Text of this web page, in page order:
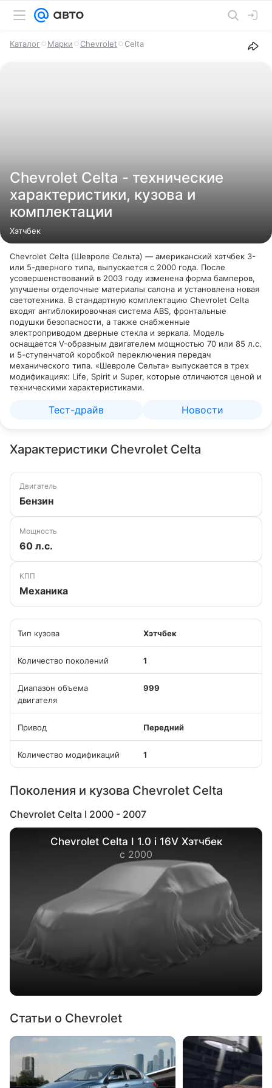
Каталог Марки Chevrolet Celta
Chevrolet Celta - технические
характеристики, кузова и
комплектации
Хэтчбек
Chevrolet Celta (Шевроле Сельта) — американский хэтчбек 3-
или 5-дверного типа, выпускается с 2000 года. После
усовершенствований в 2003 году изменена форма бамперов,
улучшены отделочные материалы салона и установлена новая
светотехника. В стандартную комплектацию Chevrolet Celta
входят антиблокировочная система ABS, фронтальные
подушки безопасности, а также снабженные
электроприводом дверные стекла и зеркала. Модель
оснащается V-образным двигателем мощностью 70 или 85 л.c.
и 5-ступенчатой коробкой переключения передач
механического типа. «Шевроле Сельта» выпускается в трех
модификациях: Life, Spirit и Super, которые отличаются ценой и
техническими характеристиками.
Тест-драйв Новости
Характеристики Chevrolet Celta
Двигатель
Бензин
Мощность
60 л.с.
КПП
Механика
Тип кузова Хэтчбек
Количество поколений 1
Диапазон объема
двигателя
999
Привод Передний
Количество модификаций 1
Поколения и кузова Chevrolet Celta
Chevrolet Celta I 2000 - 2007
Chevrolet Celta I 1.0 i 16V Хэтчбек
с 2000
Статьи о Chevrolet